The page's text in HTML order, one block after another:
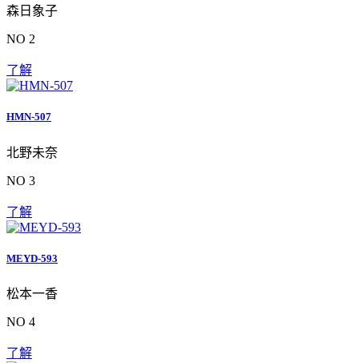
森日象子
NO 2
了解
HMN-507
北野未奈
NO 3
了解
MEYD-593
松本一香
NO 4
了解